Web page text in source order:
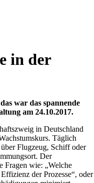
in der
war das spannende
am 24.10.2017.
in Deutschland
Täglich
Flugzeug, Schiff oder
Der
Fragen wie: „Welche
der Prozesse“, oder